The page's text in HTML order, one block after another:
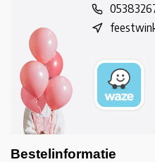
Bestelinformatie